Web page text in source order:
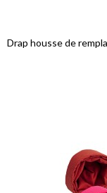
Drap housse de